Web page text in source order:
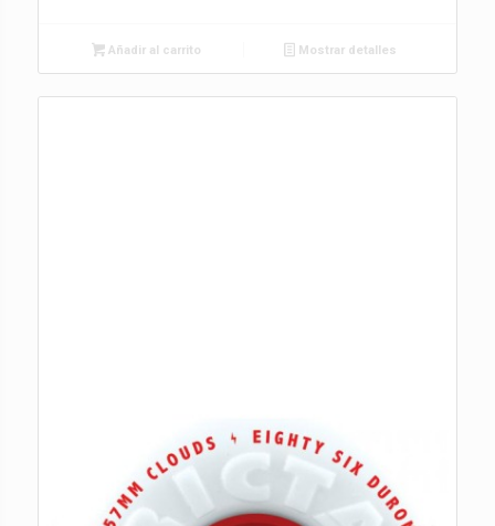
Añadir al carrito Mostrar detalles